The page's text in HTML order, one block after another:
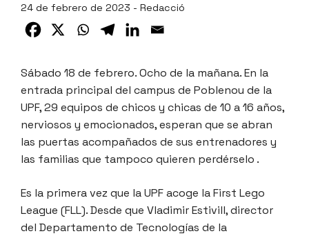
24 de febrero de 2023 - Redacció
Sábado 18 de febrero. Ocho de la mañana. En la
entrada principal del campus de Poblenou de la
UPF, 29 equipos de chicos y chicas de 10 a 16 años,
nerviosos y emocionados, esperan que se abran
las puertas acompañados de sus entrenadores y
las familias que tampoco quieren perdérselo .
Es la primera vez que la UPF acoge la First Lego
League (FLL). Desde que Vladimir Estivill, director
del Departamento de Tecnologías de la